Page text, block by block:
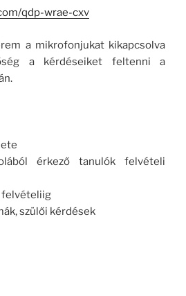
qdp-wrae-cxv
a mikrofonjukat kikapcsolva
a kérdéseiket feltenni a
érkező tanulók felvételi
felvételiig
szülői kérdések